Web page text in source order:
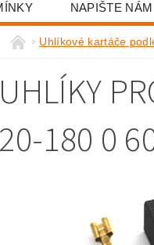
NAPIŠTE NÁM
Uhlíkové kartáče
UHLÍKY
20-180 0